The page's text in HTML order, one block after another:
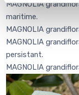
MAGNOLIA
maritime.
MAGNOLIA
MAGNOLIA
persistant.
MAGNOLIA